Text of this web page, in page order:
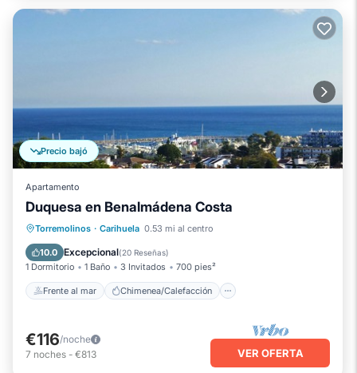
Precio bajó
Apartamento
Duquesa en Benalmádena Costa
Torremolinos · Carihuela 0.53 mi al centro
10.0 Excepcional(20 Reseñas)
1 Dormitorio 1 Baño 3 Invitados 700 pies²
Frente al mar Chimenea/Calefacción
Frente al mar
Chimenea/Calefacción
Piscina
Vista al mar
€116/noche
7 noches - €813 VER OFERTA